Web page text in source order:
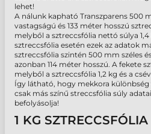
lehet!
A nálunk kapható Transzparens 500
vastagságú és 133 méter hosszú
melyből a sztreccsfólia nettó súlya
sztreccsfólia esetén ezek az adatok
sztreccsfólia szintén 500 mm széles
azonban 114 méter hosszú. A fekete
melyből a sztreccsfólia 1,2 kg és a
Így látható, hogy mekkora különbség
csak más színű streccsfólia súly
befolyásolja!
1 KG